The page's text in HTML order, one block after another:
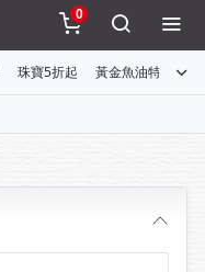
0
珠寶5折起 黃金魚油特惠組